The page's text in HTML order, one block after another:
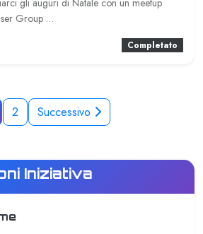
gli auguri di Natale con un meetup
Group …
Completato
2 Successivo
Iniziativa